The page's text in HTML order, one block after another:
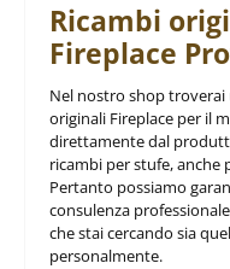
Ricambi
Fireplace
Nel nostro shop
originali Fireplace per il
direttamente dal
ricambi per stufe, anche
Pertanto possiamo
consulenza
che stai cercando sia
personalmente.